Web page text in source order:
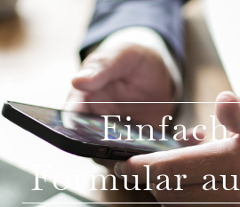
Einfach
Formular